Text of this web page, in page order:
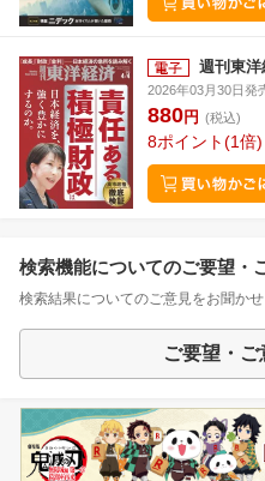
週刊東
2026年03月30日発
880円 (税込)
8ポイント 1倍
検索機能についてのご要望・
検索結果についてのご意見をお聞かせ
ご要望・ご